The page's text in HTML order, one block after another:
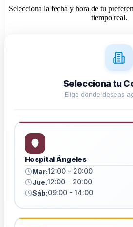
Selecciona la fecha y hora de tu
tiempo real.
Selecciona tu
Elige dónde deseas
Hospital Ángeles
Mar:12:00 - 20:00
Jue:12:00 - 20:00
Sáb:09:00 - 14:00